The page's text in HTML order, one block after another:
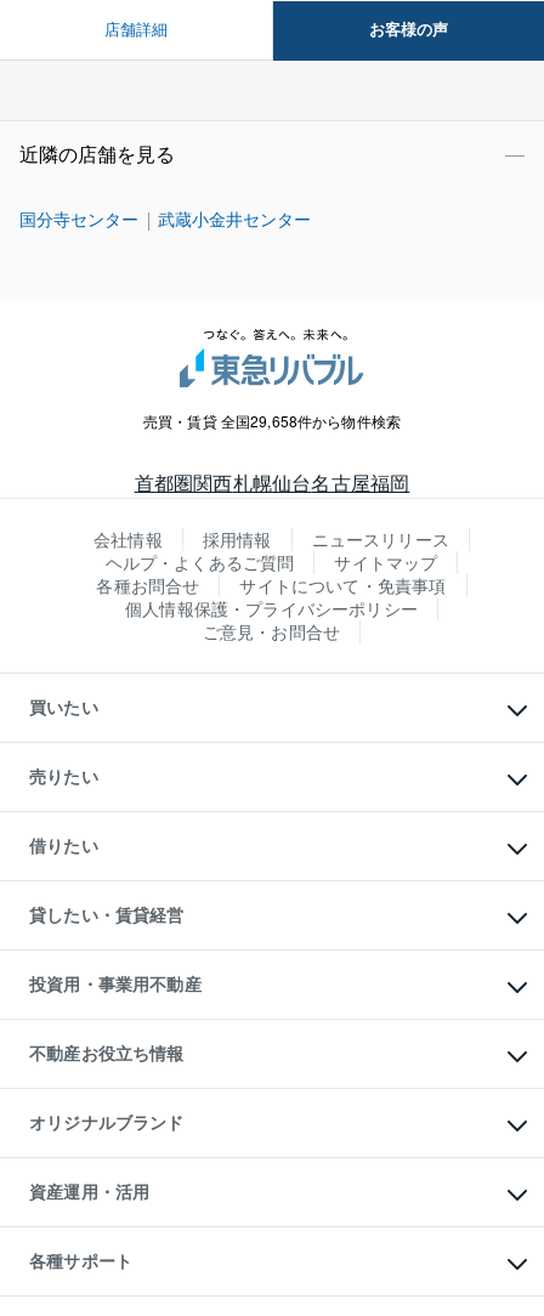
店舗詳細 お客様の声
近隣の店舗を見る
国分寺センター 武蔵小金井センター
売買・賃貸 全国29,658件から物件検索
首都圏関西札幌仙台名古屋福岡
会社情報 採用情報
ニュースリリース
ヘルプ・よくあるご質問
サイトマップ
各種お問合せ
サイトについて・免責事項
個人情報保護・プライバシーポリシー
ご意見・お問合せ
買いたい
新築・分譲マンションの購入
中古マンションの購入
一戸建ての購入
中古一戸建ての購入
不動産購入の流れ
注目キーワード物件特集
購入ガイド
English 繁体中文簡体中文
売りたい
一戸建ての売却・査定
土地の売却・査定
スピードAI査定
不動産査定について
不動産売却の流れ
不動産買換えの流れ
売却ガイド
借りたい
オフィス・店舗の賃貸
借りるときの流れ
借りるガイド
貸したい・賃貸経営
マンション賃料データ
賃貸管理プラン
リロケーションについて
貸すガイド
投資用・事業用不動産
事業用不動産
マンション投資
投資用マンション
アパート経営
収益物件
ビル購入（ビル一棟）
投資用不動産の売却査定
事業用不動産の売却査定
不動産お役立ち情報
マンションライブラリー
人気マンションランキング
暮らしに役立つ不動産メディア
不動産相場・不動産価格情報
不動産コラム・ニュース
不動産用語集
不動産なんでもネット相談室
住まいの税金
オリジナルブランド
一棟リノベーションマンション
L`GENTE（ルジェンテ）
区分リノベーションマンション
投資用一棟レジデンスWELL
不動産小口投資
資産運用・活用
不動産M&A
アセットマネジメント・出資
各種サポート